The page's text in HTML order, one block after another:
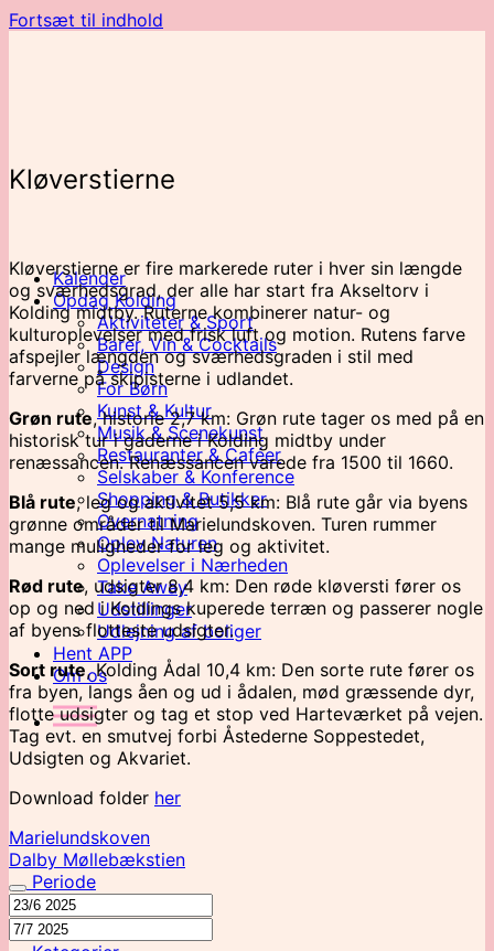
Fortsæt til indhold
Kalender
Opdag Kolding
Aktiviteter & Sport
Barer, Vin & Cocktails
Design
For Børn
Kunst & Kultur
Musik & Scenekunst
Restauranter & Caféer
Selskaber & Konference
Shopping & Butikker
Overnatning
Oplev Naturen
Oplevelser i Nærheden
Take Away
Udstillinger
Udlejning af boliger
Hent APP
Om os
Kløverstierne
Kløverstierne er fire markerede ruter i hver sin længde
og sværhedsgrad, der alle har start fra Akseltorv i
Kolding midtby. Ruterne kombinerer natur- og
kulturoplevelser med frisk luft og motion. Rutens farve
afspejler længden og sværhedsgraden i stil med
farverne på skipisterne i udlandet.
Grøn rute, historie 2,7 km: Grøn rute tager os med på en
historisk tur i gaderne i Kolding midtby under
renæssancen. Renæssancen varede fra 1500 til 1660.
Blå rute, leg og aktivitet 5,5 km: Blå rute går via byens
grønne områder til Marielundskoven. Turen rummer
mange muligheder for leg og aktivitet.
Rød rute, udsigter 8,4 km: Den røde kløversti fører os
op og ned i Kolding­s kuperede terræn og passerer nogle
af byens flotteste udsigter.
Sort rute, Kolding Ådal 10,4 km: Den sorte rute fører os
fra byen, langs åen og ud i ådalen, mød græssende dyr,
flotte udsigter og tag et stop ved Harteværket på vejen.
Tag evt. en smutvej forbi Åstederne Soppestedet,
Udsigten og Akvariet.
Download folder her
Marielundskoven
Dalby Møllebækstien
Periode